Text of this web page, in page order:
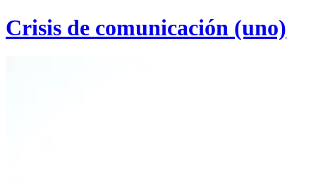
Crisis de comunicación (uno)